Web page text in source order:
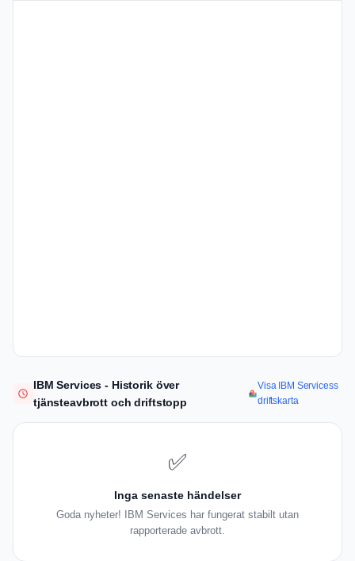
IBM Services - Historik över
tjänsteavbrott och driftstopp
Visa IBM Servicess
driftskarta
✅
Inga senaste händelser
Goda nyheter! IBM Services har fungerat stabilt utan
rapporterade avbrott.